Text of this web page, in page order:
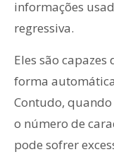
informações
regressiva.
Eles são
forma
Contudo,
o número de
pode sofrer